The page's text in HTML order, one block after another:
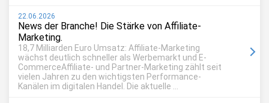
22.06.2026
News der Branche! Die Stärke von Affiliate-
Marketing.
18,7 Milliarden Euro Umsatz: Affiliate-Marketing
wächst deutlich schneller als Werbemarkt und E-
CommerceAffiliate- und Partner-Marketing zählt seit
vielen Jahren zu den wichtigsten Performance-
Kanälen im digitalen Handel. Die aktuelle ...